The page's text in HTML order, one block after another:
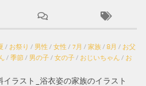
/ お祭り / 男性 / 女性 / 7月 / 家族/ 8月 / お父
/ 季節/ 男の子/ 女の子/ おじいちゃん / お
イラスト_浴衣姿の家族のイラスト